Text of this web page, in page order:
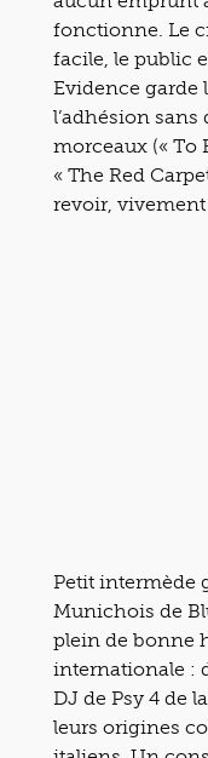
fonctionne. Le
facile, le public
Evidence garde
l’adhésion
morceaux (« To
« The Red
revoir,
Petit intermède
Munichois de
plein de bonne
internationale :
DJ de Psy 4 de
leurs origines